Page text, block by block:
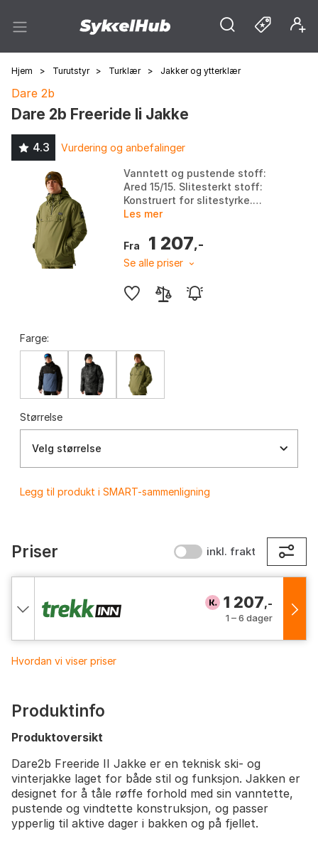
Hjem > Turutstyr > Turklær > Jakker og ytterklær
Dare 2b
Dare 2b Freeride Ii Jakke
4.3 Vurdering og anbefalinger
Vanntett og pustende stoff:
Ared 15/15. Slitesterkt stoff:
Konstruert for slitestyrke.
Vannavvisende finish:
Praktiske funksjon...
Les mer
Fra 1 207,-
Se alle priser
Farge:
Størrelse
Velg størrelse
Legg til produkt i SMART-sammenligning
Priser inkl. frakt
1 207,-
1 – 6 dager
Hvordan vi viser priser
Produktinfo
Produktoversikt
Dare2b Freeride II Jakke er en teknisk ski- og
vinterjakke laget for både stil og funksjon. Jakken er
designet for å tåle røffe forhold med sin vanntette,
pustende og vindtette konstruksjon, og passer
ypperlig til aktive dager i bakken og på fjellet.